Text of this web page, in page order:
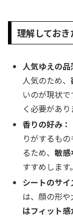
理解してお
人気ゆえの品
人気のため、
いのが現状
く必要があり
香りの好み：
りがするも
るため、敏感
すすめします。
シートのサイ
は、顔の形
はフィット